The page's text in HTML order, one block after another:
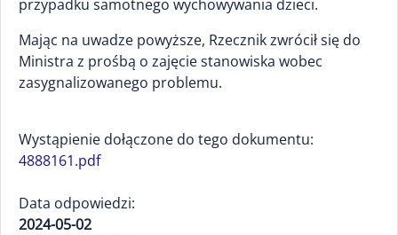
przypadku samotnego wychowywania dzieci.
Mając na uwadze powyższe, Rzecznik zwrócił się do
Ministra z prośbą o zajęcie stanowiska wobec
zasygnalizowanego problemu.
Wystąpienie dołączone do tego dokumentu:
4888161.pdf
Data odpowiedzi:
2024-05-02